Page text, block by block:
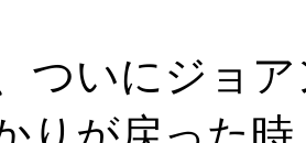
ついにジョ